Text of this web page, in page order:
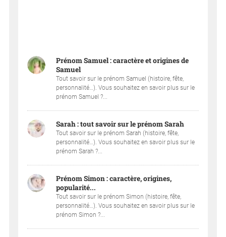
Prénom Samuel : caractère et origines de
Samuel
Tout savoir sur le prénom Samuel (histoire, fête,
personnalité…). Vous souhaitez en savoir plus sur le
prénom Samuel ?...
Sarah : tout savoir sur le prénom Sarah
Tout savoir sur le prénom Sarah (histoire, fête,
personnalité…). Vous souhaitez en savoir plus sur le
prénom Sarah ?...
Prénom Simon : caractère, origines,
popularité...
Tout savoir sur le prénom Simon (histoire, fête,
personnalité…). Vous souhaitez en savoir plus sur le
prénom Simon ?...